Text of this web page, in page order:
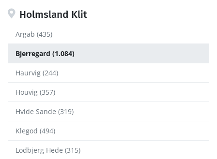
Holmsland Klit
Argab (435)
Bjerregard (1.084)
Haurvig (244)
Houvig (357)
Hvide Sande (319)
Klegod (494)
Lodbjerg Hede (315)